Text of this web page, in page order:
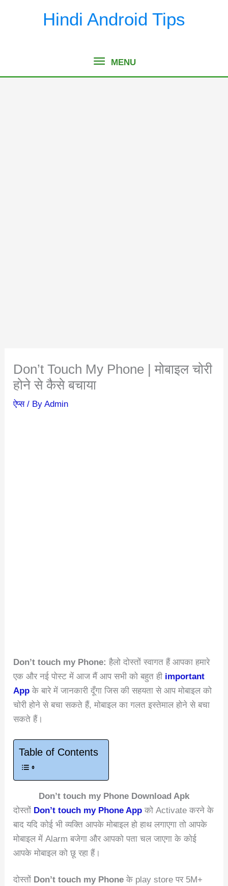
Hindi Android Tips
MENU
MENU
Don’t Touch My Phone | मोबाइल चोरी
होने से कैसे बचाया
ऐप्स/ ByAdmin
Don’t touch my Phone: हैलो दोस्तों स्वागत हैं आपका हमारे
एक और नई पोस्ट में आज मैं आप सभी को बहुत ही important
App के बारे में जानकारी दूँगा जिस की सहयता से आप मोबाइल को
चोरी होने से बचा सकते हैं, मोबाइल का गलत इस्तेमाल होने से बचा
सकते हैं।
Table of Contents
Don’t touch my Phone Download Apk
दोस्तों Don’t touch my Phone App को Activate करने के
बाद यदि कोई भी व्यक्ति आपके मोबाइल हो हाथ लगाएगा तो आपके
मोबाइल में Alarm बजेगा और आपको पता चल जाएगा के कोई
आपके मोबाइल को छू रहा हैं।
दोस्तों Don’t touch my Phone के play store पर 5M+